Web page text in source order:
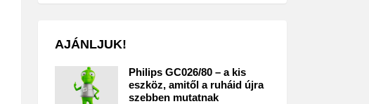
AJÁNLJUK!
Philips GC026/80 – a kis
eszköz, amitől a ruháid újra
szebben mutatnak